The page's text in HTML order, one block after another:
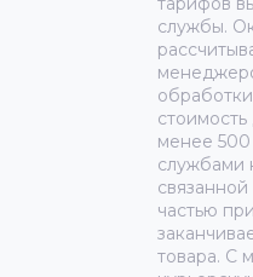
службы.
менее 500
службами
частью
товара. С